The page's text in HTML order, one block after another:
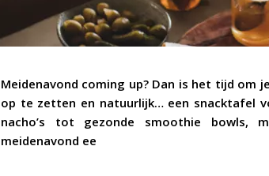
Meidenavond coming up? Dan is het tijd om
op te zetten en natuurlijk… een snacktafel
nacho’s tot gezonde smoothie bowls,
meidenavond ee